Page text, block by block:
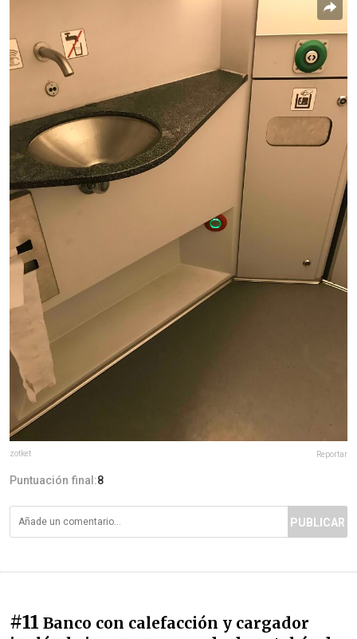
zotket Reportar
Puntuación final:8
PUBLICAR
#11 Banco con calefacción y cargador